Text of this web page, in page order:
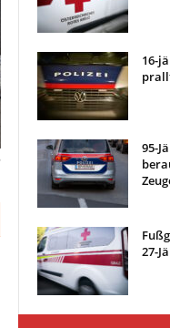
16-
95-
27-